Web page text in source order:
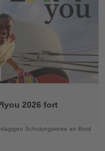
2026 fort
Schulungsreise an Bord